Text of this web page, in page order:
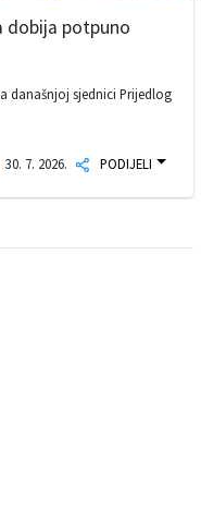
dobija potpuno
današnjoj sjednici Prijedlog
30. 7. 2026. PODIJELI